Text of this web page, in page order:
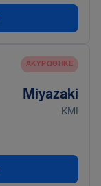
ΑΚΥΡΏΘΗΚΕ
Miyazaki
KMI